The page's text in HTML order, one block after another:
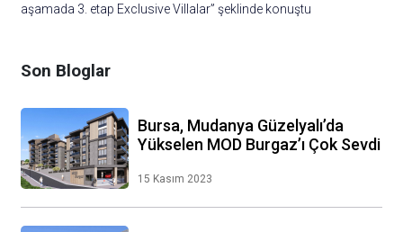
aşamada 3. etap Exclusive Villalar” şeklinde konuştu
Son Bloglar
Bursa, Mudanya Güzelyalı’da
Yükselen MOD Burgaz’ı Çok Sevdi
15 Kasım 2023